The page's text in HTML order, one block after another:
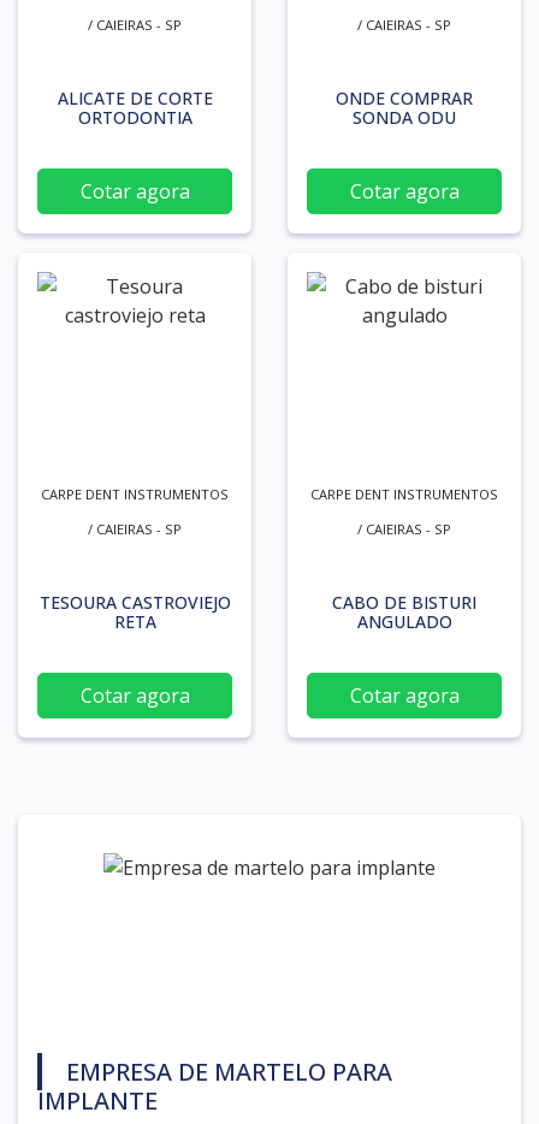
/ CAIEIRAS - SP
ALICATE DE CORTE
ORTODONTIA
Cotar agora
/ CAIEIRAS - SP
ONDE COMPRAR
SONDA ODU
Cotar agora
CARPE DENT INSTRUMENTOS
/ CAIEIRAS - SP
TESOURA CASTROVIEJO
RETA
Cotar agora
CARPE DENT INSTRUMENTOS
/ CAIEIRAS - SP
CABO DE BISTURI
ANGULADO
Cotar agora
EMPRESA DE MARTELO PARA
IMPLANTE